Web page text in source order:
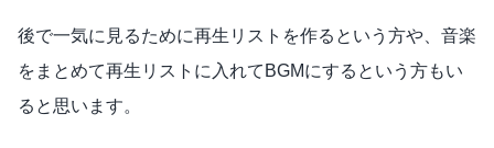
後で一気に見るために再生リストを作るという方や、音楽
をまとめて再生リストに入れてBGMにするという方もい
ると思います。